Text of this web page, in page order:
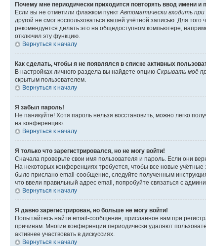
Почему мне периодически приходится повторять ввод имени и
Если вы не отметили флажком пункт Автоматически входить
другой не смог воспользоваться вашей учётной записью. Для
рекомендуется делать это на общедоступном компьютере,
отключил эту функцию.
Вернуться к началу
Как сделать, чтобы я не появлялся в списке активных
В настройках личного раздела вы найдете опцию Скрывать моё
скрытым пользователем.
Вернуться к началу
Я забыл пароль!
Не паникуйте! Хотя пароль нельзя восстановить, можно легко
на конференцию.
Вернуться к началу
Я только что зарегистрировался, но не могу войти!
Сначала проверьте свои имя пользователя и пароль. Если они
На некоторых конференциях требуется, чтобы все новые
было прислано email-сообщение, следуйте полученным
что ввели правильный адрес email, попробуйте связаться с
Вернуться к началу
Я давно зарегистрирован, но больше не могу войти!
Попытайтесь найти email-сообщение, присланное вам при
причинам. Многие конференции периодически удаляют
активнее участвовать в дискуссиях.
Вернуться к началу